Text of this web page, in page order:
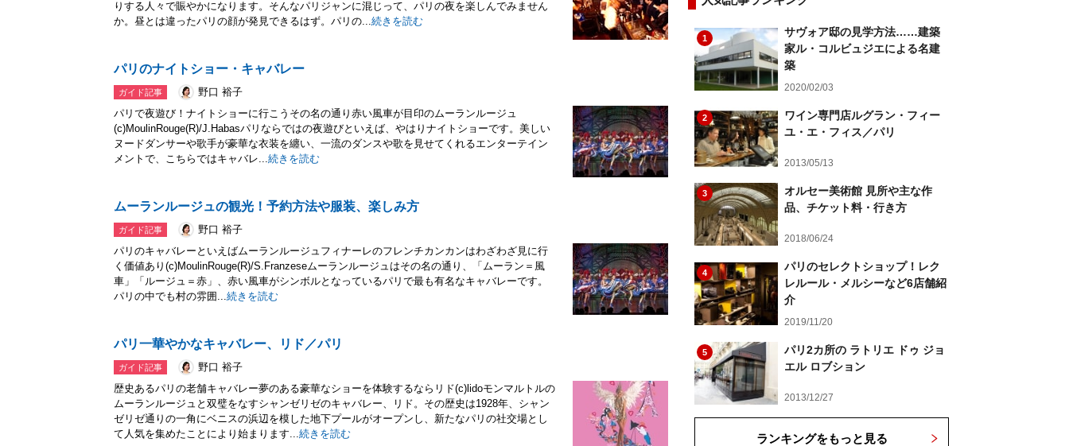
りする人々で賑やかになります。そんなパリジャンに混じって、パリの夜を楽しんでみません
か。昼とは違ったパリの顔が発見できるはず。パリの...続きを読む
パリのナイトショー・キャバレー
ガイド記事
野口 裕子
パリで夜遊び！ナイトショーに行こうその名の通り赤い風車が目印のムーランルージュ
(c)MoulinRouge(R)/J.Habasパリならではの夜遊びといえば、やはりナイトショーです。美しい
ヌードダンサーや歌手が豪華な衣装を纏い、一流のダンスや歌を見せてくれるエンターテイン
メントで、こちらではキャバレ...続きを読む
ムーランルージュの観光！予約方法や服装、楽しみ方
ガイド記事
野口 裕子
パリのキャバレーといえばムーランルージュフィナーレのフレンチカンカンはわざわざ見に行
く価値あり(c)MoulinRouge(R)/S.Franzeseムーランルージュはその名の通り、「ムーラン＝風
車」「ルージュ＝赤」、赤い風車がシンボルとなっているパリで最も有名なキャバレーです。
パリの中でも村の雰囲...続きを読む
パリ一華やかなキャバレー、リド／パリ
ガイド記事
野口 裕子
歴史あるパリの老舗キャバレー夢のある豪華なショーを体験するならリド(c)lidoモンマルトルの
ムーランルージュと双璧をなすシャンゼリゼのキャバレー、リド。その歴史は1928年、シャン
ゼリゼ通りの一角にベニスの浜辺を模した地下プールがオープンし、新たなパリの社交場とし
て人気を集めたことにより始まります...続きを読む
1
サヴォア邸の見学方法……建築
家ル・コルビュジエによる名建
築
2020/02/03
2
ワイン専門店ルグラン・フィー
ユ・エ・フィス／パリ
2013/05/13
3
オルセー美術館 見所や主な作
品、チケット料・行き方
2018/06/24
4
パリのセレクトショップ！レク
レルール・メルシーなど6店舗紹
介
2019/11/20
5
パリ2カ所の ラトリエ ドゥ ジョ
エル ロブション
2013/12/27
ランキングをもっと見る